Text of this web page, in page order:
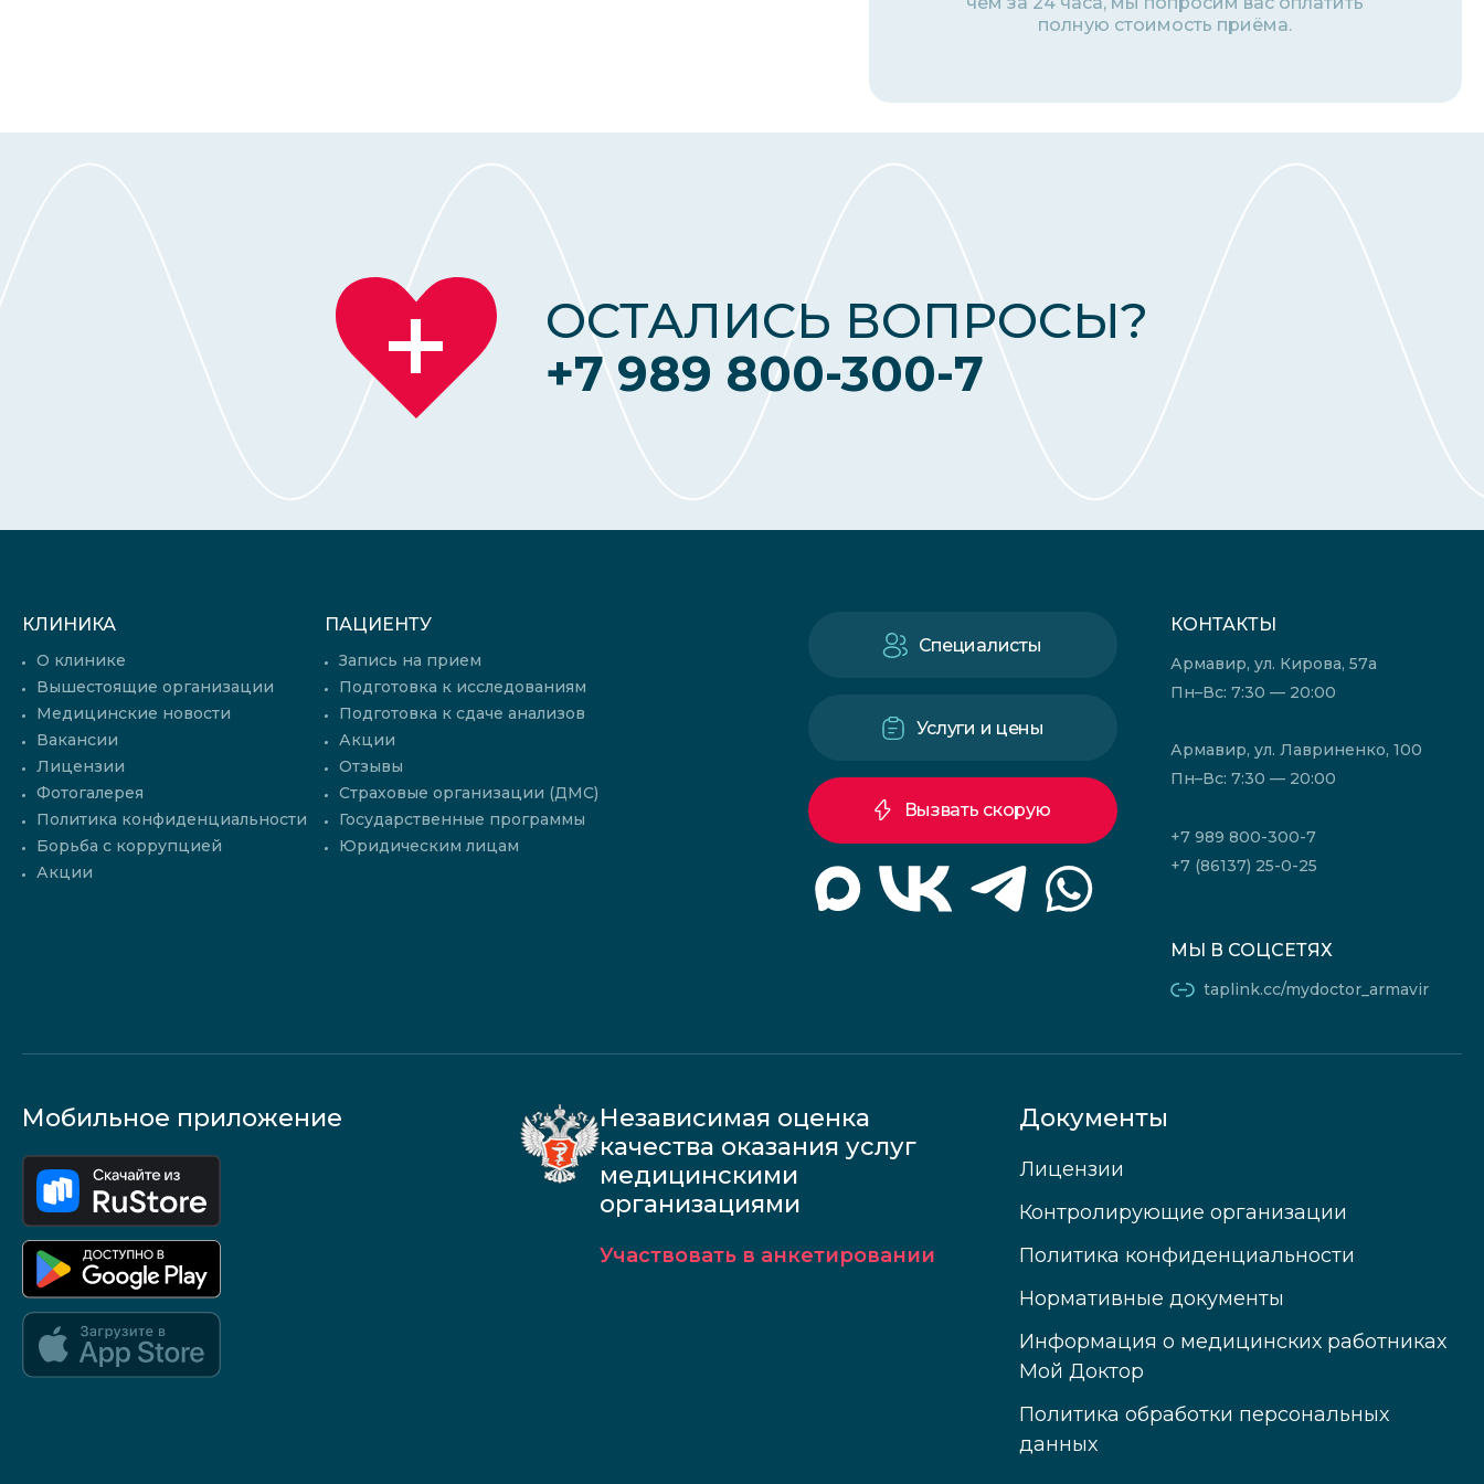
полную стоимость приёма.
ОСТАЛИСЬ ВОПРОСЫ?
+7 989 800-300-7
КЛИНИКА
О клинике
Вышестоящие организации
Медицинские новости
Вакансии
Лицензии
Фотогалерея
Политика конфиденциальности
Борьба с коррупцией
Акции
ПАЦИЕНТУ
Запись на прием
Подготовка к исследованиям
Подготовка к сдаче анализов
Акции
Отзывы
Страховые организации (ДМС)
Государственные программы
Юридическим лицам
Специалисты
Услуги и цены
Вызвать скорую
КОНТАКТЫ
Армавир, ул. Кирова, 57а
Пн–Вс: 7:30 — 20:00
Армавир, ул. Лавриненко, 100
Пн–Вс: 7:30 — 20:00
+7 989 800-300-7
+7 (86137) 25-0-25
МЫ В СОЦСЕТЯХ
taplink.cc/mydoctor_armavir
Мобильное приложение
Независимая оценка
качества оказания услуг
медицинскими
организациями
Участвовать в анкетировании
Документы
Лицензии
Контролирующие организации
Политика конфиденциальности
Нормативные документы
Информация о медицинских работниках
Мой Доктор
Политика обработки персональных
данных